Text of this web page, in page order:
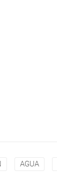
AGUA